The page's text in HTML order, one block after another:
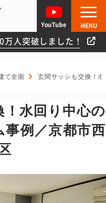
人突破しました！
YouTube MENU
て全面 玄関サッシも交換！
水回り中心の
事例／京都市西